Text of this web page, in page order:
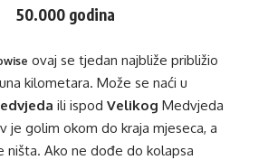
50.000 godina
ovaj se tjedan najbliže približio
kilometara. Može se naći u
ili ispod Velikog Medvjeda
je golim okom do kraja mjeseca, a
ništa. Ako ne dođe do kolapsa